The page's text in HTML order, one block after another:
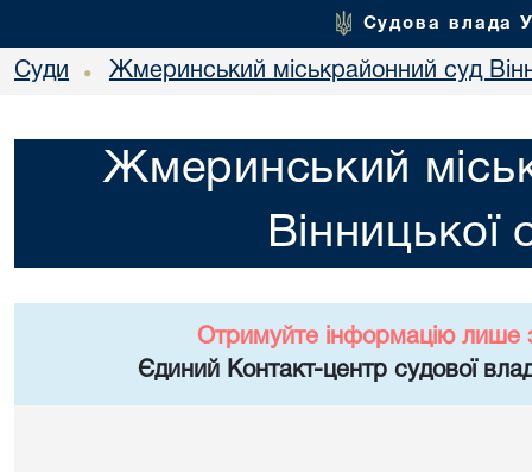
Судова влада
Суди • Жмеринський міськрайонний суд
Жмеринський
Вінницької
Отримуйте інформацію лише
Єдиний Контакт-центр судової